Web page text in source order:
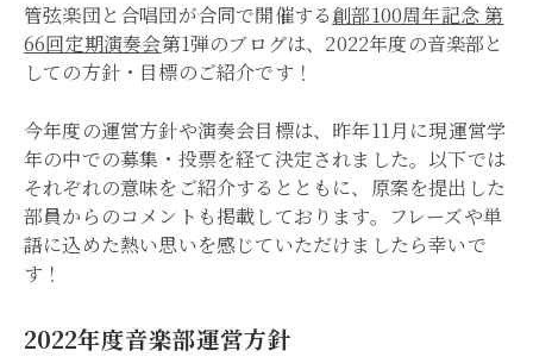
管弦楽団と合唱団が合同で開催する創部100周年記念 第
66回定期演奏会第1弾のブログは、2022年度の音楽部と
しての方針・目標のご紹介です！
今年度の運営方針や演奏会目標は、昨年11月に現運営学
年の中での募集・投票を経て決定されました。以下では
それぞれの意味をご紹介するとともに、原案を提出した
部員からのコメントも掲載しております。フレーズや単
語に込めた熱い思いを感じていただけましたら幸いで
す！
2022年度音楽部運営方針